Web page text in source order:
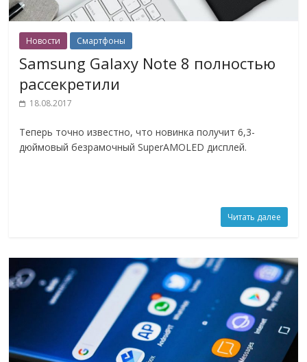
Новости Смартфоны
Samsung Galaxy Note 8 полностью
рассекретили
18.08.2017
Теперь точно известно, что новинка получит 6,3-
дюймовый безрамочный SuperAMOLED дисплей.
Читать далее